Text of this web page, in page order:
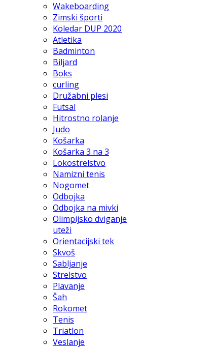
Wakeboarding
Zimski športi
Koledar DUP 2020
Atletika
Badminton
Biljard
Boks
curling
Družabni plesi
Futsal
Hitrostno rolanje
Judo
Košarka
Košarka 3 na 3
Lokostrelstvo
Namizni tenis
Nogomet
Odbojka
Odbojka na mivki
Olimpijsko dviganje
uteži
Orientacijski tek
Skvoš
Sabljanje
Strelstvo
Plavanje
Šah
Rokomet
Tenis
Triatlon
Veslanje